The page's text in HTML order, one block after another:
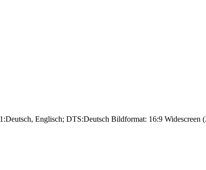
Englisch; DTS:Deutsch Bildformat: 16:9 Widescreen